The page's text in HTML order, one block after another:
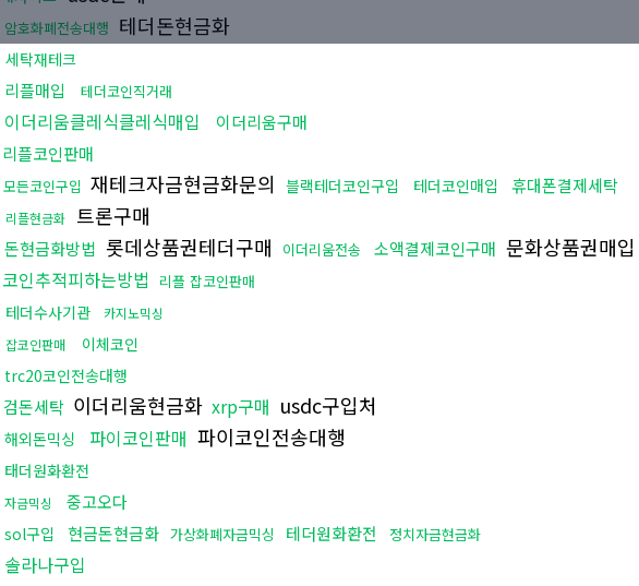
암호화폐전송대행 테더돈현금화
세탁재테크
리플매입 테더코인직거래
이더리움클레식클레식매입
이더리움구매
리플코인판매
모든코인구입 재테크자금현금화문의 블랙테더코인구입 테더코인매입 휴대폰결제세탁
리플현금화 트론구매
돈현금화방법 롯데상품권테더구매 이더리움전송 소액결제코인구매 문화상품권매입
코인추적피하는방법 리플 잡코인판매
테더수사기관
카지노믹싱
잡코인판매
이체코인
trc20코인전송대행
검돈세탁 이더리움현금화 xrp구매 usdc구입처
해외돈믹싱 파이코인판매 파이코인전송대행
태더원화환전
자금믹싱 중고오다
sol구입 현금돈현금화 가상화폐자금믹싱 테더원화환전 정치자금현금화
솔라나구입